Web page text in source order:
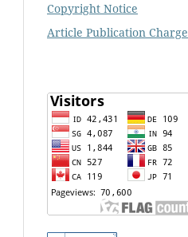
Copyright Notice
Article Publication Charge